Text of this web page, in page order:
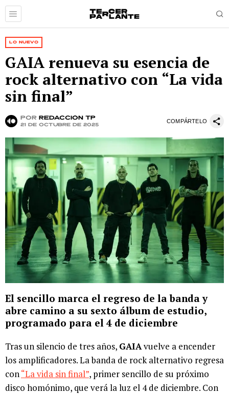
LO NUEVO
GAIA renueva su esencia de
rock alternativo con “La vida
sin final”
por Redacción TP
21 de octubre de 2025
COMPÁRTELO
El sencillo marca el regreso de la banda y
abre camino a su sexto álbum de estudio,
programado para el 4 de diciembre
Tras un silencio de tres años, GAIAvuelve a encender
los amplificadores. La banda de rock alternativo regresa
con“La vida sin final”, primer sencillo de su próximo
disco homónimo, que verá la luz el 4 de diciembre. Con